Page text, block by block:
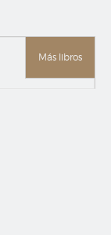
Más libros